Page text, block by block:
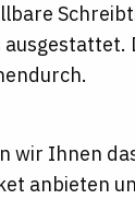
wir Ihnen
anbieten